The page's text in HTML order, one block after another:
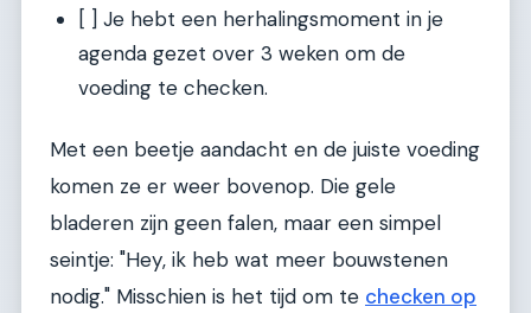
[ ] Je hebt een herhalingsmoment in je
agenda gezet over 3 weken om de
voeding te checken.
Met een beetje aandacht en de juiste voeding
komen ze er weer bovenop. Die gele
bladeren zijn geen falen, maar een simpel
seintje: "Hey, ik heb wat meer bouwstenen
nodig." Misschien is het tijd om te checken op